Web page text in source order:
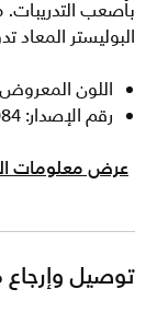
البوليستر المعاد
اللون
رقم الإصدار: DA0483-084
عرض معلومات
توصيل وإرجاع